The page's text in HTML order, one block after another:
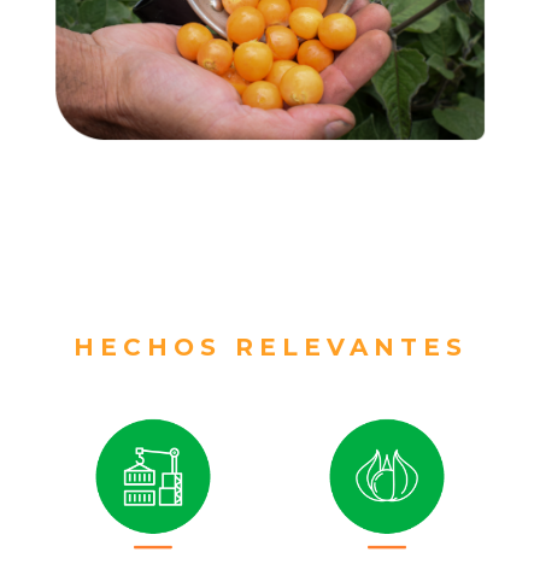
HECHOS RELEVANTES